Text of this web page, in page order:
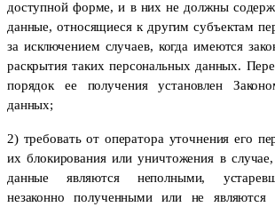
доступной форме, и в них не должны
данные, относящиеся к другим субъектам
за исключением случаев, когда имеются
раскрытия таких персональных данных.
порядок ее получения установлен
данных;
2) требовать от оператора уточнения его
их блокирования или уничтожения в
данные являются неполными,
незаконно полученными или не